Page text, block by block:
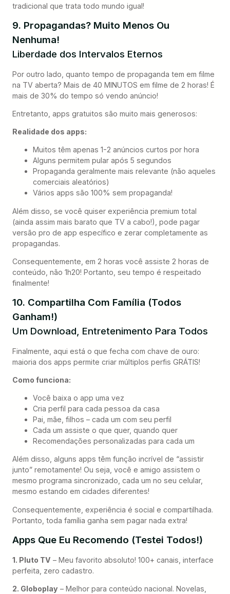
tradicional que trata todo mundo igual!
9. Propagandas? Muito Menos Ou
Nenhuma!
Liberdade dos Intervalos Eternos
Por outro lado, quanto tempo de propaganda tem em filme
na TV aberta? Mais de 40 MINUTOS em filme de 2 horas! É
mais de 30% do tempo só vendo anúncio!
Entretanto, apps gratuitos são muito mais generosos:
Realidade dos apps:
Muitos têm apenas 1-2 anúncios curtos por hora
Alguns permitem pular após 5 segundos
Propaganda geralmente mais relevante (não aqueles
comerciais aleatórios)
Vários apps são 100% sem propaganda!
Além disso, se você quiser experiência premium total
(ainda assim mais barato que TV a cabo!), pode pagar
versão pro de app específico e zerar completamente as
propagandas.
Consequentemente, em 2 horas você assiste 2 horas de
conteúdo, não 1h20! Portanto, seu tempo é respeitado
finalmente!
10. Compartilha Com Família (Todos
Ganham!)
Um Download, Entretenimento Para Todos
Finalmente, aqui está o que fecha com chave de ouro:
maioria dos apps permite criar múltiplos perfis GRÁTIS!
Como funciona:
Você baixa o app uma vez
Cria perfil para cada pessoa da casa
Pai, mãe, filhos – cada um com seu perfil
Cada um assiste o que quer, quando quer
Recomendações personalizadas para cada um
Além disso, alguns apps têm função incrível de “assistir
junto” remotamente! Ou seja, você e amigo assistem o
mesmo programa sincronizado, cada um no seu celular,
mesmo estando em cidades diferentes!
Consequentemente, experiência é social e compartilhada.
Portanto, toda família ganha sem pagar nada extra!
Apps Que Eu Recomendo (Testei Todos!)
1. Pluto TV – Meu favorito absoluto! 100+ canais, interface
perfeita, zero cadastro.
2. Globoplay – Melhor para conteúdo nacional. Novelas,